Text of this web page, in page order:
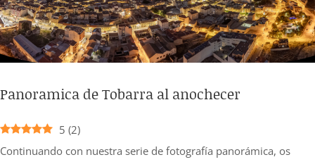
más
grande
Panoramica de Tobarra al anochecer
5 (2)
Continuando con nuestra serie de fotografía panorámica, os